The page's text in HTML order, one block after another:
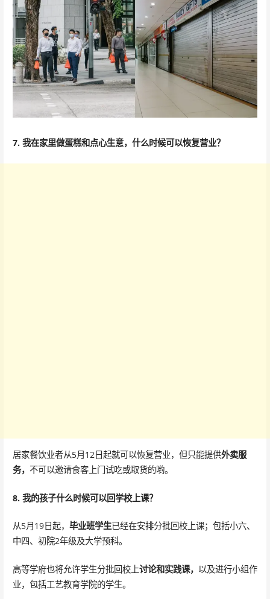
7. 我在家里做蛋糕和点心生意，什么时候可以恢复营业？
居家餐饮业者从5月12日起就可以恢复营业，但只能提供外卖服
务， 不可以邀请食客上门试吃或取货的哟。
8. 我的孩子什么时候可以回学校上课？
从5月19日起， 毕业班学生已经在安排分批回校上课；包括小六、
中四、初院2年级及大学预科。
高等学府也将允许学生分批回校上讨论和实践课， 以及进行小组作
业，包括工艺教育学院的学生。